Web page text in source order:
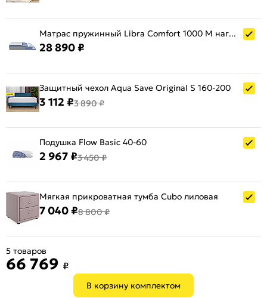
Матрас пружинный Libra Comfort 1000 M нагрузка до 140 кг 1600x2000
28 890 ₽
Защитный чехол Aqua Save Original S 160-200
3 112 ₽3 890 ₽
Подушка Flow Basic 40-60
2 967 ₽3 450 ₽
Мягкая прикроватная тумба Cubo лиловая
7 040 ₽8 800 ₽
В корзину комплектом
5 товаров
66 769 ₽